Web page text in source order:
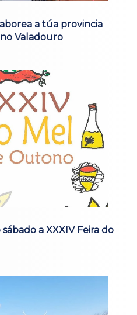
a túa provincia
Valadouro
a XXXIV Feira do